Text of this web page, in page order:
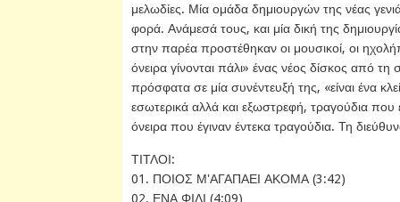
μελωδίες. Μία ομάδα δημιουργών της νέας
φορά. Ανάμεσά τους, και μία δική της
στην παρέα προστέθηκαν οι μουσικοί, οι
όνειρα γίνονται πάλι» ένας νέος δίσκος από
πρόσφατα σε μία συνέντευξή της, «είναι ένα
εσωτερικά αλλά και εξωστρεφή, τραγούδια που
όνειρα που έγιναν έντεκα τραγούδια. Τη
ΤΙΤΛΟΙ:
01. ΠΟΙΟΣ Μ'ΑΓΑΠΑΕΙ ΑΚΟΜΑ (3:42)
02. ΕΝΑ ΦΙΛΙ (4:09)